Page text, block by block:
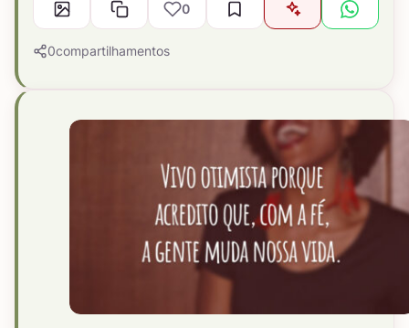
0
0compartilhamentos